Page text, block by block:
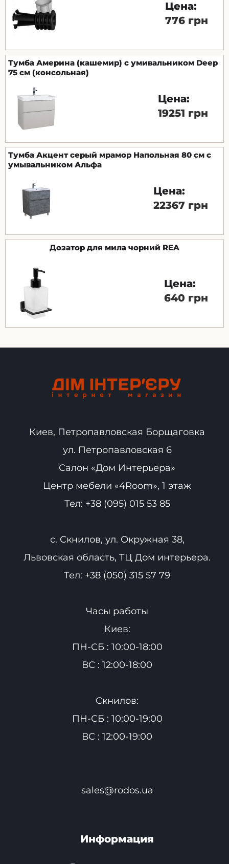
Цена:
776 грн
Тумба Америна (кашемир) с умивальником Deep
75 см (консольная)
Цена:
19251 грн
Тумба Акцент серый мрамор Напольная 80 см с
умывальником Альфа
Цена:
22367 грн
Дозатор для мила чорний REA
Цена:
640 грн
Киев, Петропавловская Борщаговка
ул. Петропавловская 6
Салон «Дом Интерьера»
Центр мебели «4Room», 1 этаж
Тел: +38 (095) 015 53 85
с. Скнилов, ул. Окружная 38,
Львовская область, ТЦ Дом интерьера.
Тел: +38 (050) 315 57 79
Часы работы
Киев:
ПН-СБ : 10:00-18:00
ВС : 12:00-18:00
Скнилов:
ПН-СБ : 10:00-19:00
ВС : 12:00-19:00
sales@rodos.ua
Информация